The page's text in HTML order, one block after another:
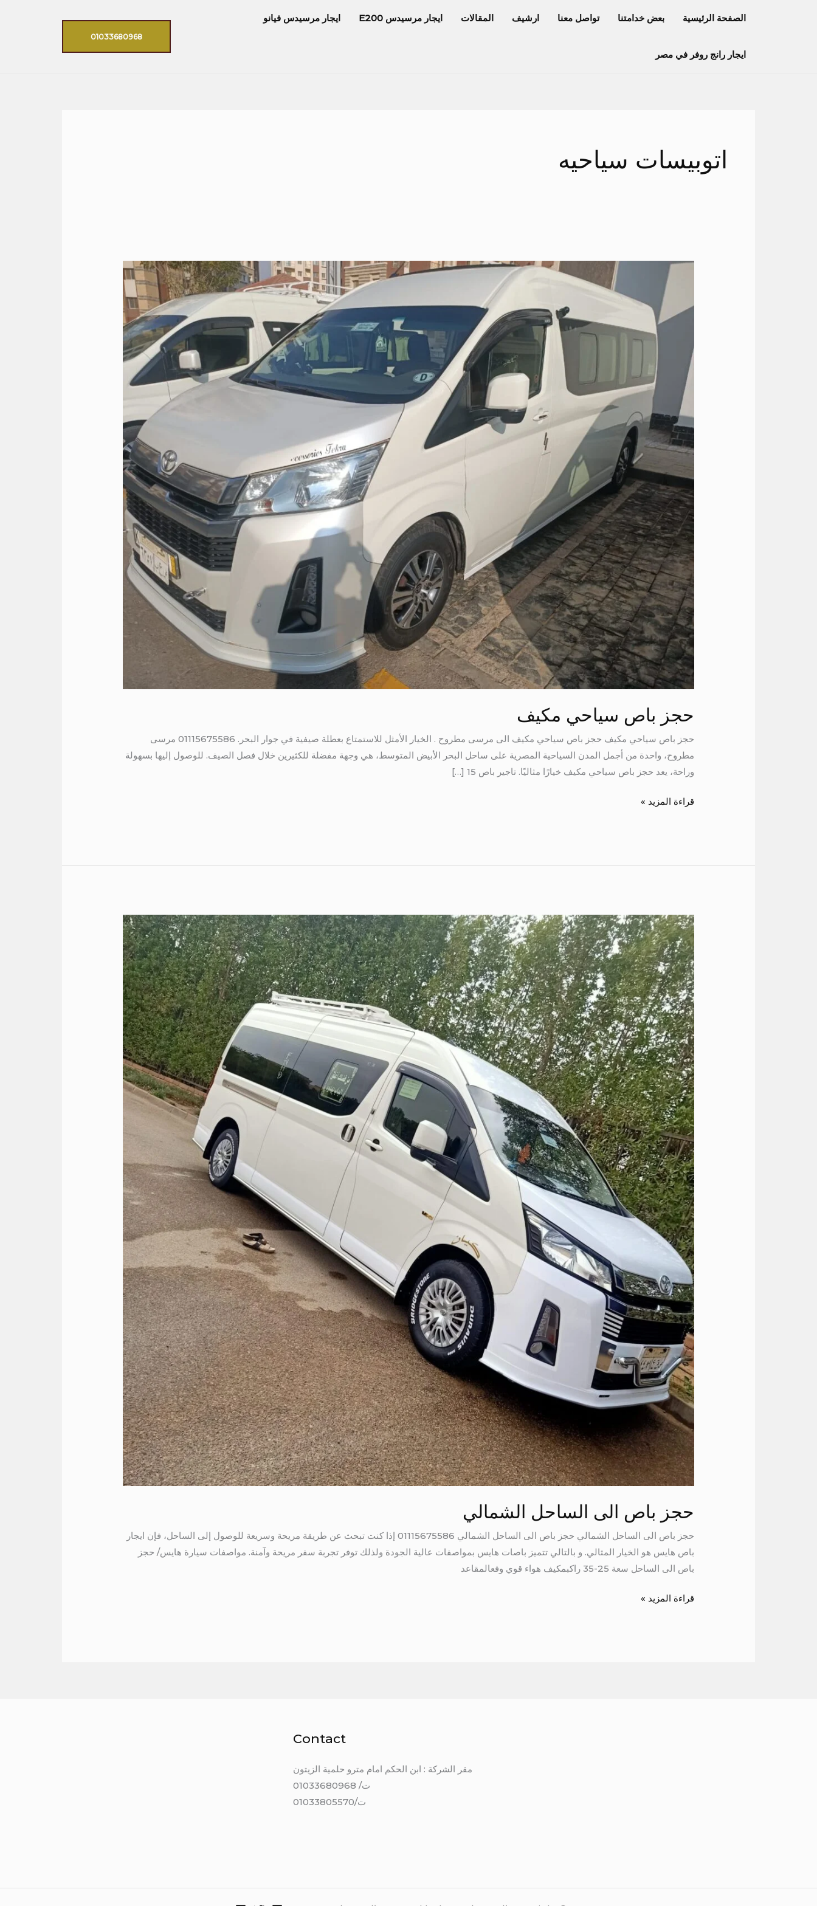
الصفحة الرئيسية بعض خدامتنا تواصل معنا ارشيف المقالات ايجار مرسيدس E200 ايجار مرسيدس فيانو
ايجار رانج روفر في مصر
01033680968
اتوبيسات سياحيه
حجز باص سياحي مكيف
حجز باص سياحي مكيف حجز باص سياحي مكيف الى مرسى مطروح . الخيار الأمثل للاستمتاع بعطلة صيفية في جوار البحر. 01115675586 مرسى
مطروح، واحدة من أجمل المدن السياحية المصرية على ساحل البحر الأبيض المتوسط، هي وجهة مفضلة للكثيرين خلال فصل الصيف. للوصول إليها بسهولة
وراحة، يعد حجز باص سياحي مكيف خيارًا مثاليًا. تاجير باص 15 […]
مكيف
قراءة المزيد »
حجز باص الى الساحل الشمالي
حجز باص الى الساحل الشمالي حجز باص الى الساحل الشمالي 01115675586 إذا كنت تبحث عن طريقة مريحة وسريعة للوصول إلى الساحل، فإن ايجار
باص هايس هو الخيار المثالي. و بالتالي تتميز باصات هايس بمواصفات عالية الجودة ولذلك توفر تجربة سفر مريحة وآمنة. مواصفات سيارة هايس/ حجز
باص الى الساحل سعة 25-35 راكبمكيف هواء قوي وفعالمقاعد
حجز
باص
الى
الساحل
الشمالي
قراءة المزيد »
Contact
مقر الشركة : ابن الحكم امام مترو حلمية الزيتون
ت/ 01033680968
ت/01033805570